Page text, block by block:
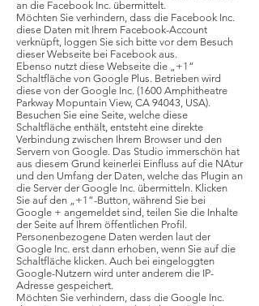
an die Facebook Inc. übermittelt.
Möchten Sie verhindern, dass die Facebook Inc.
diese Daten mit Ihrem Facebook-Account
verknüpft, loggen Sie sich bitte vor dem Besuch
dieser Webseite bei Facebook aus.
Ebenso nutzt diese Webseite die „+1“
Schaltfläche von Google Plus. Betrieben wird
diese von der Google Inc. (1600 Amphitheatre
Parkway Mopuntain View, CA 94043, USA).
Besuchen Sie eine Seite, welche diese
Schaltfläche enthält, entsteht eine direkte
Verbindung zwischen Ihrem Browser und den
Servern von Google. Das Studio immerschön hat
aus diesem Grund keinerlei Einfluss auf die NAtur
und den Umfang der Daten, welche das Plugin an
die Server der Google Inc. übermitteln. Klicken
Sie auf den „+1“-Button, während Sie bei
Google + angemeldet sind, teilen Sie die Inhalte
der Seite auf Ihrem öffentlichen Profil.
Personenbezogene Daten werden laut der
Google Inc. erst dann erhoben, wenn Sie auf die
Schaltfläche klicken. Auch bei eingeloggten
Google-Nutzern wird unter anderem die IP-
Adresse gespeichert.
Möchten Sie verhindern, dass die Google Inc.